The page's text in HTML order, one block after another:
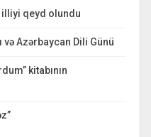
illiyi qeyd olundu
Azərbaycan Dili Günü
kitabının